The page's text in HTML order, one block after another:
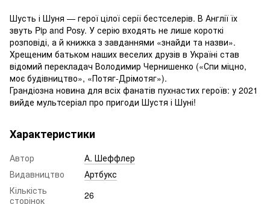
Шусть і Шуня — герої цілої серії бестселерів. В Англії їх
звуть Pip and Posy. У серію входять не лише короткі
розповіді, а й книжка з завданнями «знайди та назви».
Хрещеним батьком наших веселих друзів в Україні став
відомий перекладач Володимир Чернишенко («Спи міцно,
моє будівництво», «Потяг-Дрімотяг»).
Грандіозна новина для всіх фанатів пухнастих героїв: у 2021
вийде мультсеріал про пригоди Шустя і Шуні!
Характеристики
Автор
А. Шеффлер
Видавництво
Артбукс
Кількість
сторінок
26